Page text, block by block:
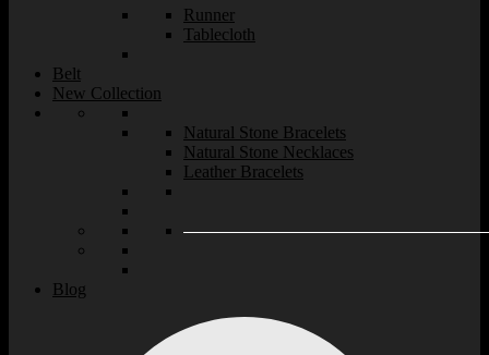
Runner
Tablecloth
Belt
New Collection
Natural Stone Bracelets
Natural Stone Necklaces
Leather Bracelets
Blog